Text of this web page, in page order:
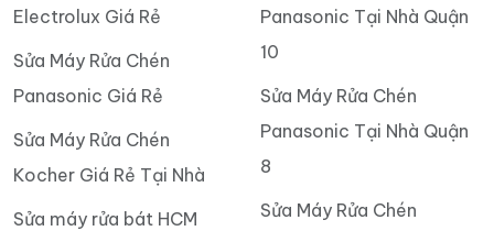
Electrolux Giá Rẻ
Sửa Máy Rửa Chén
Panasonic Giá Rẻ
Sửa Máy Rửa Chén
Kocher Giá Rẻ Tại Nhà
Sửa máy rửa bát HCM
Panasonic Tại Nhà Quận
10
Sửa Máy Rửa Chén
Panasonic Tại Nhà Quận
8
Sửa Máy Rửa Chén